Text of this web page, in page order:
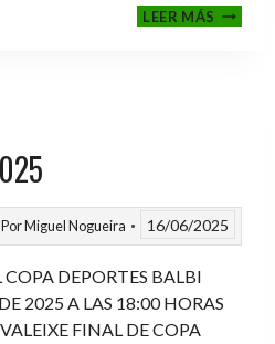
LEER MÁSVI
PorMiguel Nogueira 16/06/2025
DEPORTES BALBI
2025 A LAS 18:00 HORAS
FINAL DE COPA